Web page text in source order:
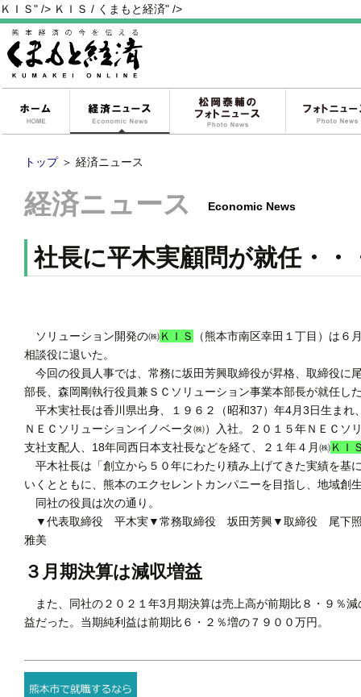
ＫＩＳ" /> ＫＩＳ / くまもと経済" />
経済ニュース
トップ ＞ 経済ニュース
経済ニュース Economic News
社長に平木実顧問が就任・・
ソリューション開発の㈱ＫＩＳ
（熊本市南区幸田１丁目）は
相談役に退いた。
今回の役員人事では、常務に坂田芳興取締役が昇格、取締役に
部長、森岡剛執行役員兼ＳＣソリューション事業本部長が就任し
平木実社長は香川県出身、１９６２（昭和37）年4月3日生ま
ＮＥＣソリューションイノベータ㈱）入社。２０１５年ＮＥＣ
支社支配人、18年同西日本支社長などを経て、２１年４月㈱ＫＩ
平木社長は「創立から５０年にわたり積み上げてきた実績を基
いくとともに、熊本のエクセレントカンパニーを目指し、地域創
同社の役員は次の通り。
▼代表取締役 平木実▼常務取締役 坂田芳興▼取締役 尾下照
雅美
３月期決算は減収増益
また、同社の２０２１年3月期決算は売上高が前期比８・９％
益だった。当期純利益は前期比６・２％増の７９００万円。